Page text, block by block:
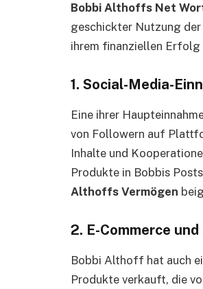
Bobbi Althoffs Net
geschickter Nutzung der
ihrem finanziellen Erfolg
1. Social-Media-
Eine ihrer
von Followern auf
Inhalte und
Produkte in Bobbis
Althoffs Vermögen
2. E-Commerce
Bobbi Althoff hat auch
Produkte verkauft, die